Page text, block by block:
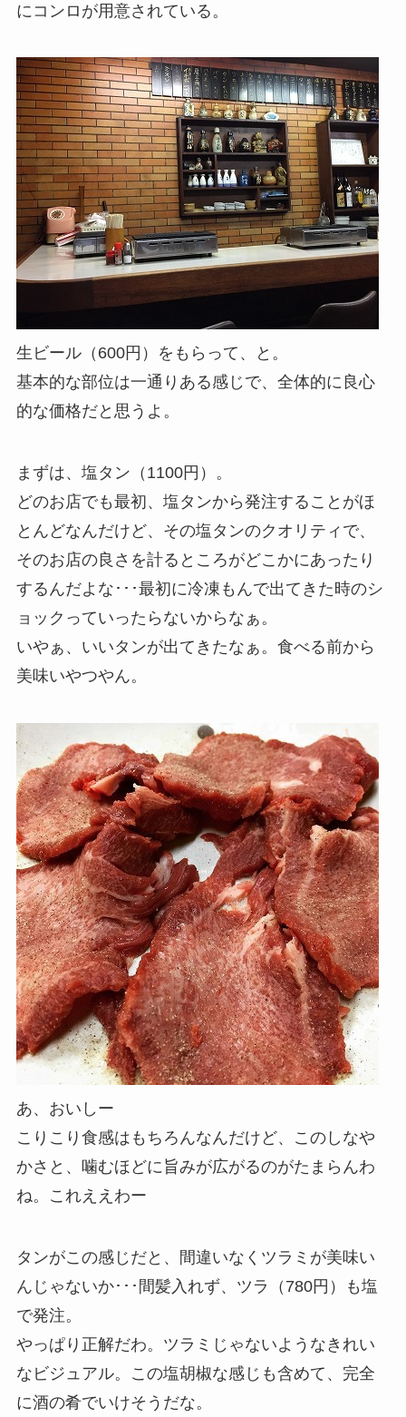
にコンロが用意されている。
生ビール（600円）をもらって、と。
基本的な部位は一通りある感じで、全体的に良心
的な価格だと思うよ。
まずは、塩タン（1100円）。
どのお店でも最初、塩タンから発注することがほ
とんどなんだけど、その塩タンのクオリティで、
そのお店の良さを計るところがどこかにあったり
するんだよな･･･最初に冷凍もんで出てきた時のシ
ョックっていったらないからなぁ。
いやぁ、いいタンが出てきたなぁ。食べる前から
美味いやつやん。
あ、おいしー
こりこり食感はもちろんなんだけど、このしなや
かさと、噛むほどに旨みが広がるのがたまらんわ
ね。これええわー
タンがこの感じだと、間違いなくツラミが美味い
んじゃないか･･･間髪入れず、ツラ（780円）も塩
で発注。
やっぱり正解だわ。ツラミじゃないようなきれい
なビジュアル。この塩胡椒な感じも含めて、完全
に酒の肴でいけそうだな。